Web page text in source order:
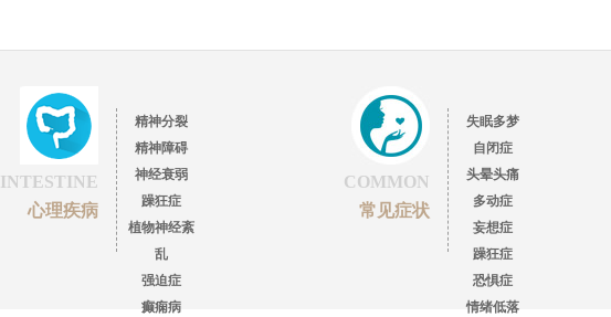
精神分裂
精神障碍
神经衰弱
躁狂症
植物神经紊
乱
强迫症
癫痫病
INTESTINE
心理疾病
失眠多梦
自闭症
头晕头痛
多动症
妄想症
躁狂症
恐惧症
情绪低落
COMMON
常见症状